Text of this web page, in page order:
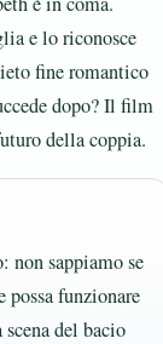
e lo riconosce
fine romantico
dopo? Il film
della coppia.
non sappiamo se
funzionare
del bacio